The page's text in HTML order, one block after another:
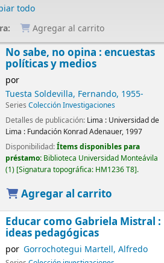
todo
Agregar al carrito
No sabe, no opina : encuestas
políticas y medios
por
Tuesta Soldevilla, Fernando, 1955-
Series Colección Investigaciones
Detalles de publicación: Lima : Universidad de
Lima : Fundación Konrad Adenauer, 1997
Disponibilidad:Ítems disponibles para
préstamo: Biblioteca Universidad Monteávila
(1) Signatura topográfica: HM1236 T8 .
Agregar al carrito
Educar como Gabriela Mistral :
ideas pedagógicas
por Gorrochotegui Martell, Alfredo